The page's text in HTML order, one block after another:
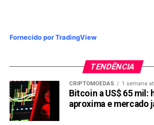
Fornecido por TradingView
TENDÊNCIA
CRIPTOMOEDAS 1 semana
Bitcoin a US$ 65 mil:
aproxima e mercado